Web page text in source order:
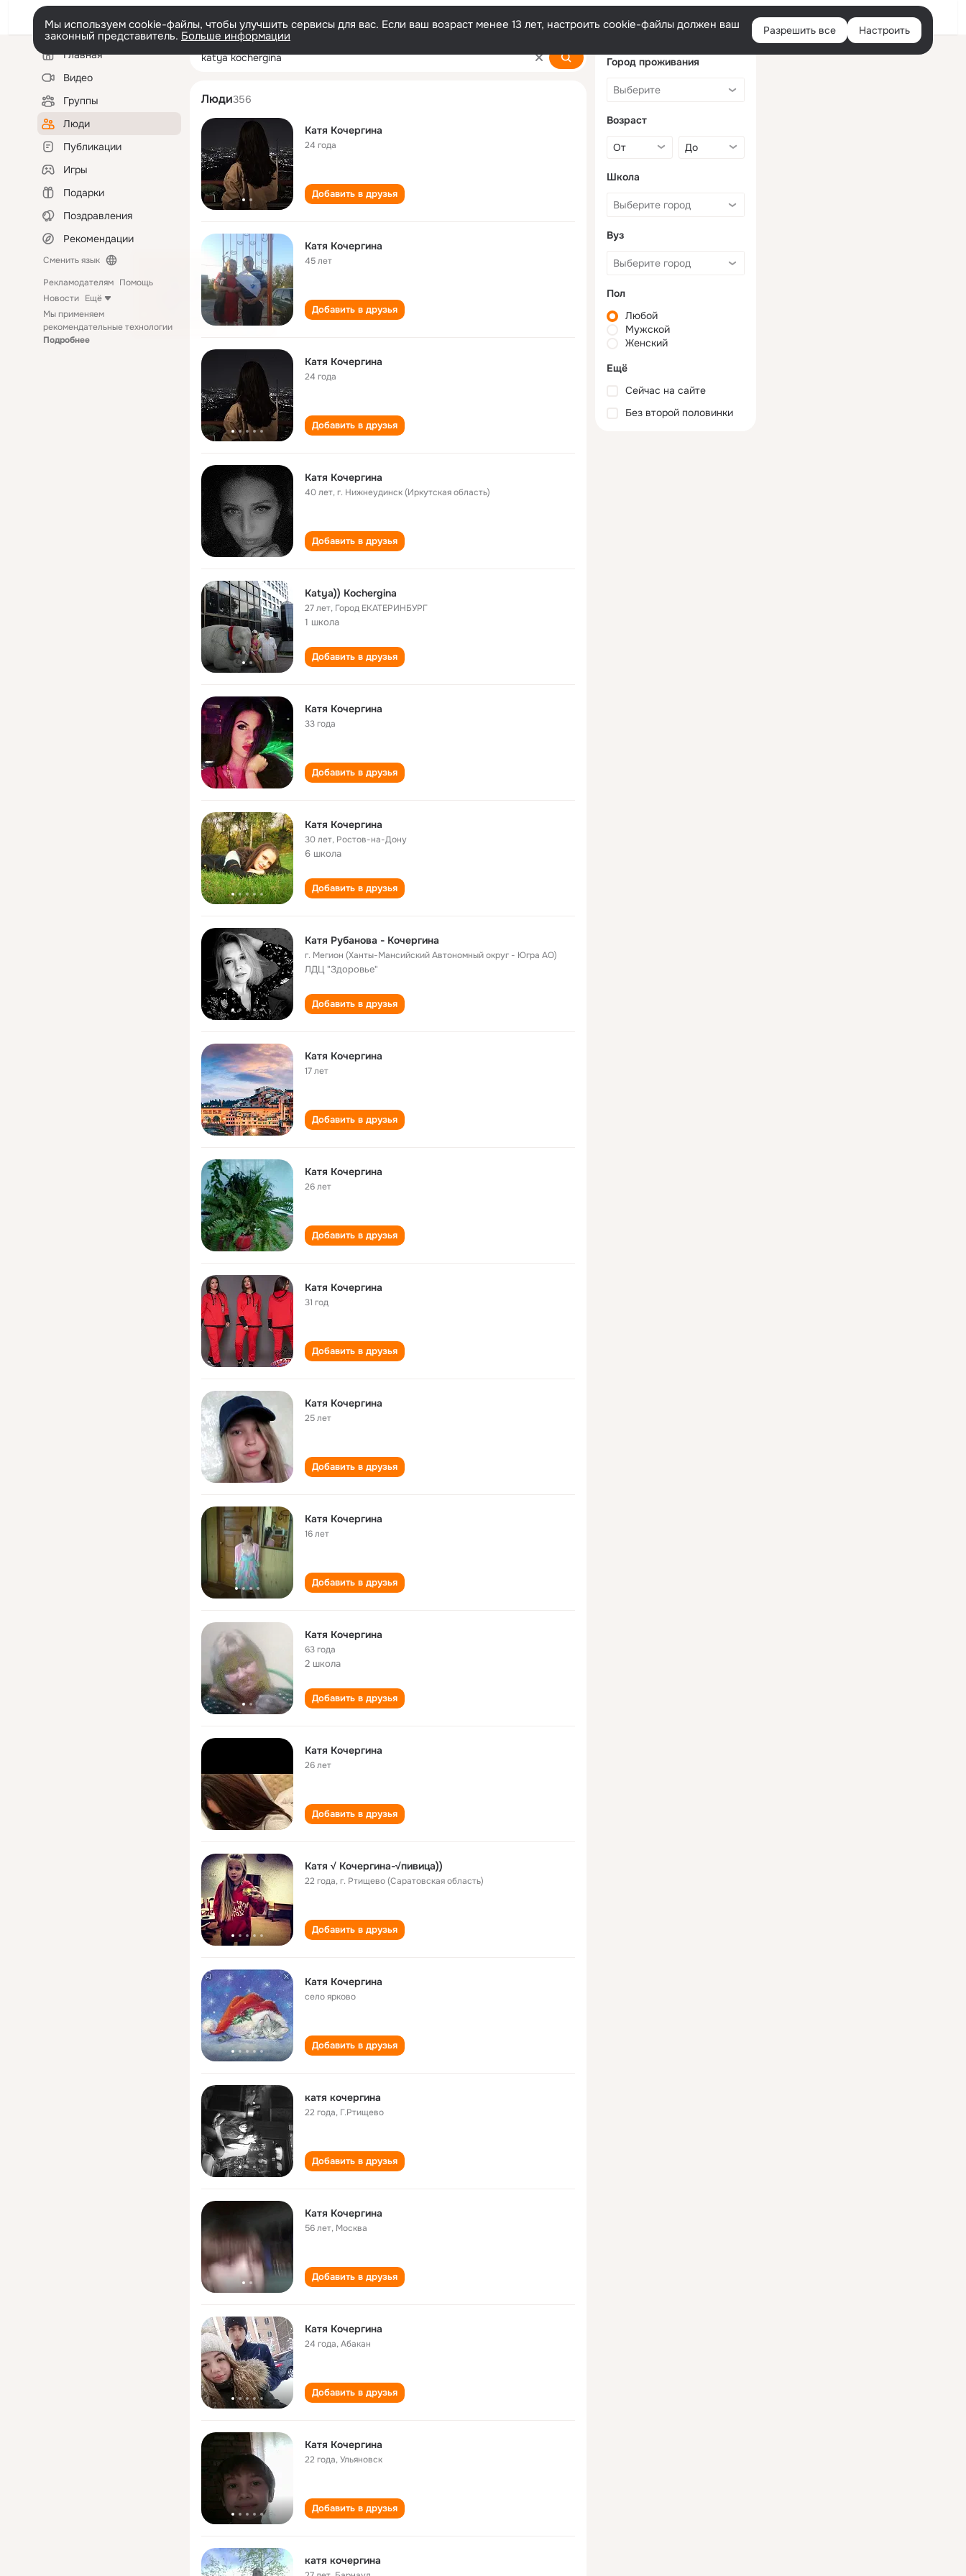
Войти
Мы используем cookie-файлы, чтобы улучшить сервисы для вас. Если ваш возраст менее 13 лет, настроить cookie-файлы должен ваш
законный представитель. Больше информации Разрешить все Настроить
Левая
колонкаГлавная
Видео
Группы
Люди
Публикации
Игры
Подарки
Поздравления
Рекомендации
Сменить язык
Рекламодателям Помощь
Новости Ещё
Мы применяем
рекомендательные технологии
Подробнее
katya kochergina
Люди356
Катя Кочергина
24 года
Добавить в друзья
Катя Кочергина
45 лет
Добавить в друзья
Катя Кочергина
24 года
Добавить в друзья
Катя Кочергина
40 лет,г. Нижнеудинск (Иркутская область)
Добавить в друзья
Katya)) Kochergina
27 лет, Город ЕКАТЕРИНБУРГ
1 школа
Добавить в друзья
Катя Кочергина
33 года
Добавить в друзья
Катя Кочергина
30 лет, Ростов-на-Дону
6 школа
Добавить в друзья
Катя Рубанова - Кочергина
г. Мегион (Ханты-Мансийский Автономный округ - Югра АО)
ЛДЦ "Здоровье"
Добавить в друзья
Катя Кочергина
17 лет
Добавить в друзья
Катя Кочергина
26 лет
Добавить в друзья
Катя Кочергина
31 год
Добавить в друзья
Катя Кочергина
25 лет
Добавить в друзья
Катя Кочергина
16 лет
Добавить в друзья
Катя Кочергина
63 года
2 школа
Добавить в друзья
Катя Кочергина
26 лет
Добавить в друзья
Катя √ Кочергина-√пивица))
22 года,г. Ртищево (Саратовская область)
Добавить в друзья
Катя Кочергина
село ярково
Добавить в друзья
катя кочергина
22 года, Г.Ртищево
Добавить в друзья
Катя Кочергина
56 лет, Москва
Добавить в друзья
Катя Кочергина
24 года,Абакан
Добавить в друзья
Катя Кочергина
22 года,Ульяновск
Добавить в друзья
катя кочергина
Город проживания
Возраст
Школа
Вуз
Пол
Любой
Мужской
Женский
Ещё
Сейчас на сайте
Без второй половинки